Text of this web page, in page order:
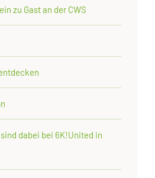
zu Gast an der CWS
dabei bei 6K!United in